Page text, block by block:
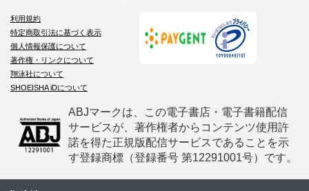
利用規約
特定商取引法に基づく表示
個人情報保護について
著作権・リンクについて
翔泳社について
SHOEISHA iDについて
ABJマークは、この電子書店・電子書籍配信
サービスが、著作権者からコンテンツ使用許
諾を得た正規版配信サービスであることを示
す登録商標（登録番号 第12291001号）です。